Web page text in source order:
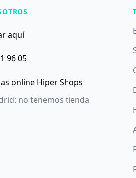
aquí
96 05
online Hiper Shops
no tenemos tienda